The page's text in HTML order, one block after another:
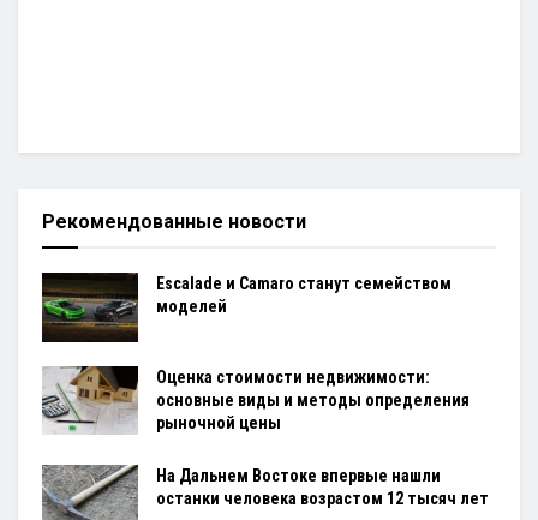
Рекомендованные новости
Escalade и Camaro станут семейством
моделей
Оценка стоимости недвижимости:
основные виды и методы определения
рыночной цены
На Дальнем Востоке впервые нашли
останки человека возрастом 12 тысяч лет